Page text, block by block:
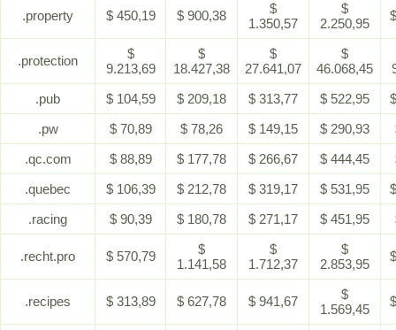
.property $ 450,19 $ 900,38
$
1.350,57
$
2.250,95
.protection
$
9.213,69
$
18.427,38
$
27.641,07
$
46.068,45
.pub
$ 104,59 $ 209,18 $ 313,77 $ 522,95
.pw
$ 70,89 $ 78,26 $ 149,15 $ 290,93
.qc.com
$ 88,89 $ 177,78 $ 266,67 $ 444,45
.quebec
$ 106,39 $ 212,78 $ 319,17 $ 531,95
.racing
$ 90,39 $ 180,78 $ 271,17 $ 451,95
.recht.pro $ 570,79
$
1.141,58
$
1.712,37
$
2.853,95
.recipes $ 313,89 $ 627,78 $ 941,67
$
1.569,45